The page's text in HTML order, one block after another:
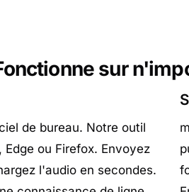
sur
de bureau. Notre outil
ou Firefox. Envoyez
l'audio en secondes.